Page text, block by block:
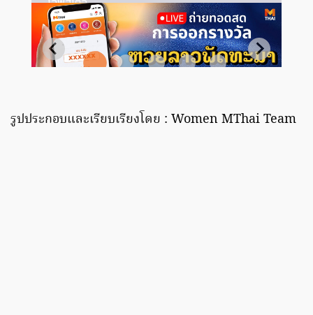
รูปประกอบและเรียบเรียงโดย : Women MThai Team